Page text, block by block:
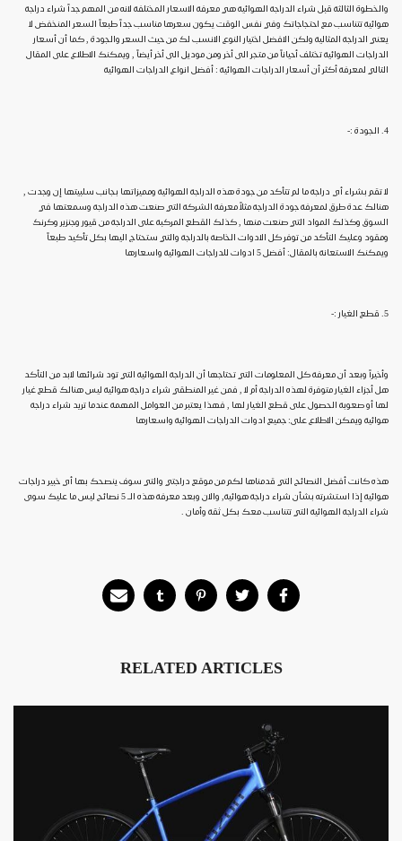
والخطوة الثالثة قبل شراء الدراجة الهوائية هي معرفة الاسعار المختلفة لانه من المهم جداً شراء دراجة
هوائية تتناسب مع احتجاجاتك وفي نفس الوقت يكون سعرها مناسب جداً طبعاً السعر المنخفض لا
يعني الدراجة المثالية ولكن الافضل اختيار النوع الانسب لك من حيث السعر والجودة , كما أن أسعار
الدراجات الهوائية تختلف أحياناً من متجر الى أخر ومن موديل الى أخر أيضاً , ويمكنك الاطلاع على المقال
التالي لمعرفة أكثر أن أسعار الدراجات الهوائية : أفضل انواع الدراجات الهوائية
4. الجودة :-
لا تقم بشراء أي دراجة ما لم تتأكد من جودة هذه الدراجة الهوائية ومميزاتها بجانب سلبيتها إن وجدت ,
هنالك عدة طرق لمعرفة جودة الدراجة مثلاً معرفة الشركة التي صنعت هذه الدراجة وسمعتها في
السوق وكذلك المواد التي صنعت منها , كذلك القطع المركبة على الدراجة من قيور وجنزير وكرنك
ومقود وعليك التأكد من توفر كل الادوات الخاصة بالدراجة والتي ستحتاج اليها بكل تأكيد طبعاً
ويمكنك الاستعانة بالمقال: أفضل 5 ادوات للدراجات الهوائية واسعارها
5. قطع الغيار :-
وأخيراً وبعد أن معرفة كل المعلومات التي تحتاجها أن الدراجة الهوائية التي تود شرائها لابد من التأكد
هل أجزاء الغيار متوفرة لهذه الدراجة أم لا , فمن غير المنطقي شراء دراجة هوائية ليس هنالك قطع غيار
لها أو صعوبة الحصول على قطع الغيار لها , فهذا يعتبر من العوامل المهمة عندما تريد شراء دراجة
هوائية ويمكن الاطلاع على: جميع ادوات الدراجات الهوائية واسعارها
هذه كانت أفضل النصائح التي قدمناها لكم من موقع دراجتي والتي سوف ينصحك بها أي خبير دراجات
هوائية إذا استشرته بشأن شراء دراجة هوائية, والان وبعد معرفة هذه الـ 5 نصائح ليس ما عليك سوى
شراء الدراجة الهوائية التي تتناسب معك بكل ثقة وأمان .
RELATED ARTICLES